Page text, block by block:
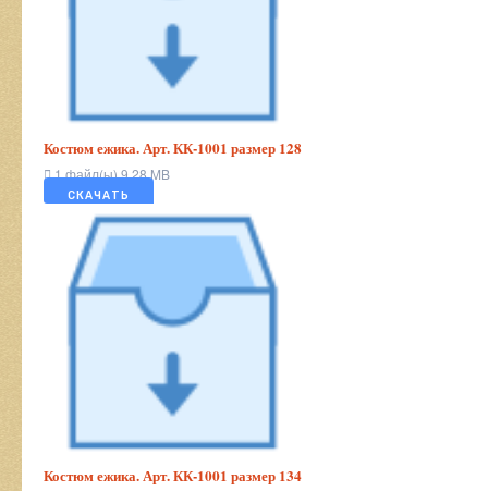
Костюм ежика. Арт. КК-1001 размер 128
1 файл(ы)9.28 MB
СКАЧАТЬ
Костюм ежика. Арт. КК-1001 размер 134